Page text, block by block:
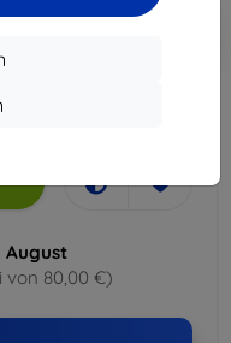
In den
August
von 80,00 €)